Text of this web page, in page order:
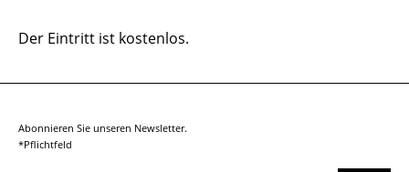
Der Eintritt ist kostenlos.
Abonnieren Sie unseren Newsletter.
*Pflichtfeld